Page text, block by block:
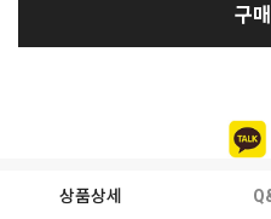
구
상품상세